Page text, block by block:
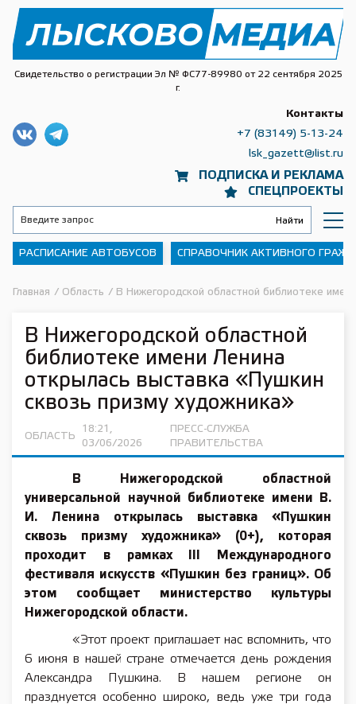
Свидетельство о регистрации Эл № ФС77-89980 от 22 сентября 2025
г.
ПОДПИСКА И РЕКЛАМА
СПЕЦПРОЕКТЫ
Контакты
+7 (83149) 5-13-24
lsk_gazett@list.ru
РАСПИСАНИЕ АВТОБУСОВ СПРАВОЧНИК АКТИВНОГО
Главная / Область / В Нижегородской областной библиотеке
В Нижегородской областной
библиотеке имени Ленина
открылась выставка «Пушкин
сквозь призму художника»
ОБЛАСТЬ
18:21,
03/06/2026
ПРЕСС-СЛУЖБА
ПРАВИТЕЛЬСТВА
В Нижегородской областной
универсальной научной библиотеке имени В.
И. Ленина открылась выставка «Пушкин
сквозь призму художника» (0+), которая
проходит в рамках III Международного
фестиваля искусств «Пушкин без границ». Об
этом сообщает министерство культуры
Нижегородской области.
«Этот проект приглашает нас вспомнить, что
6 июня в нашей стране отмечается день рождения
Александра Пушкина. В нашем регионе он
празднуется особенно широко, ведь уже три года